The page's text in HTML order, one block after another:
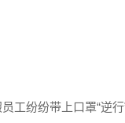
纷纷带上口罩“逆行